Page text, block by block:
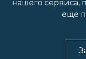
нашего сервиса,
еще